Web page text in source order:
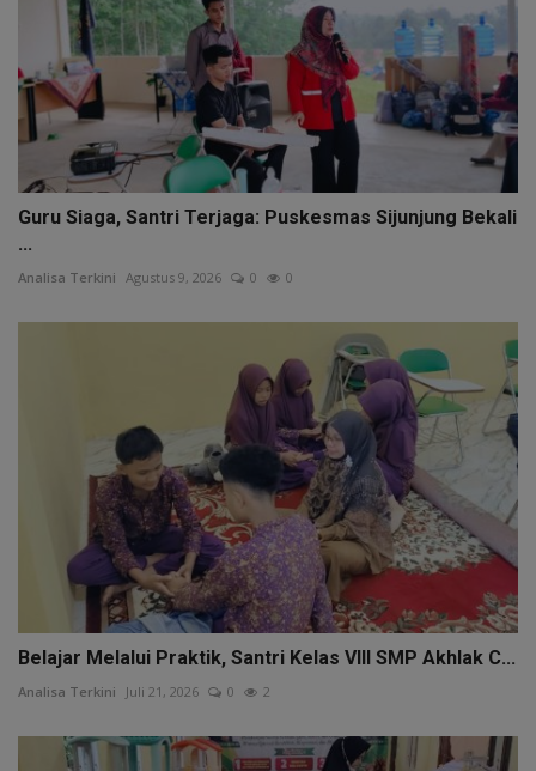
Guru Siaga, Santri Terjaga: Puskesmas Sijunjung Bekali
...
Analisa Terkini Agustus 9, 2026 0 0
Belajar Melalui Praktik, Santri Kelas VIII SMP Akhlak C...
Analisa Terkini Juli 21, 2026 0 2